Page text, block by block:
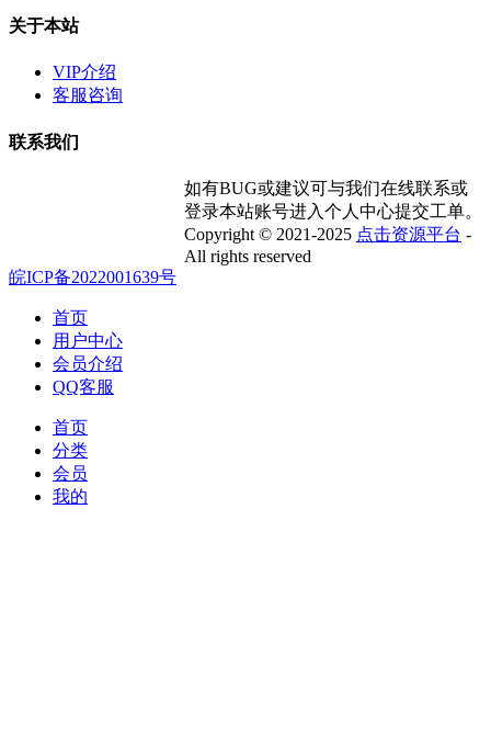
关于本站
VIP介绍
客服咨询
联系我们
如有BUG或建议可与我们在线联系或
登录本站账号进入个人中心提交工单。
Copyright © 2021-2025 点击资源平台 -
All rights reserved
皖ICP备2022001639号
首页
用户中心
会员介绍
QQ客服
首页
分类
会员
我的